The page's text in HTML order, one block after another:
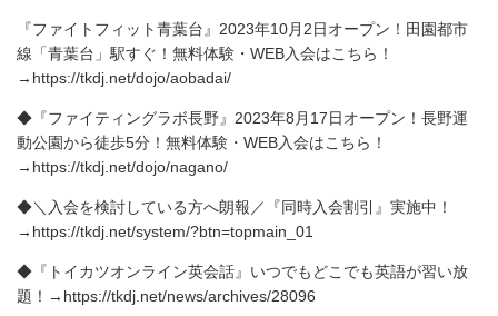
『ファイトフィット青葉台』2023年10月2日オープン！田園都市
線「青葉台」駅すぐ！無料体験・WEB入会はこちら！
→https://tkdj.net/dojo/aobadai/
◆『ファイティングラボ長野』2023年8月17日オープン！長野運
動公園から徒歩5分！無料体験・WEB入会はこちら！
→https://tkdj.net/dojo/nagano/
◆＼入会を検討している方へ朗報／『同時入会割引』実施中！
→https://tkdj.net/system/?btn=topmain_01
◆『トイカツオンライン英会話』いつでもどこでも英語が習い放
題！→https://tkdj.net/news/archives/28096